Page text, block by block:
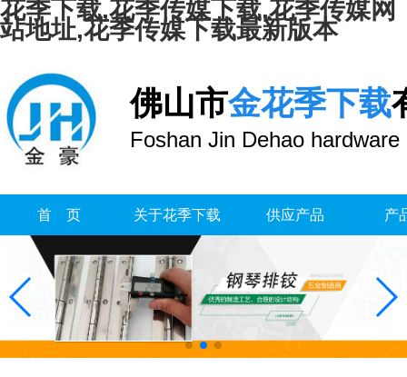
花季下载,花季传媒下载,花季传媒网
站地址,花季传媒下载最新版本
佛山市金花季下载
Foshan Jin Dehao hardware
首 页 关于花季下载 供应产品 产